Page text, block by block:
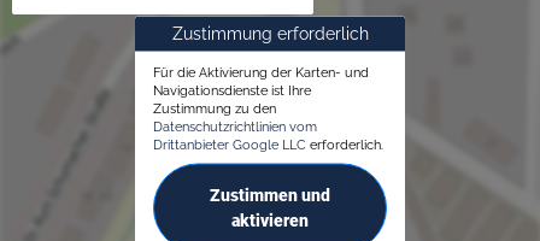
Zustimmung erforderlich
Für die Aktivierung der Karten- und
Navigationsdienste ist Ihre
Zustimmung zu den
Datenschutzrichtlinien vom
Drittanbieter Google LLC erforderlich.
Zustimmen und
aktivieren